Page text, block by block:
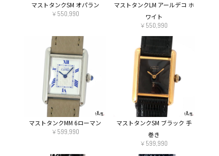
マストタンクSM オパラン
￥550,990
マストタンクLM アールデコ ホ
ワイト
￥550,990
マストタンクMM 6ローマン
￥599,990
マストタンクSM ブラック 手
巻き
￥599,990